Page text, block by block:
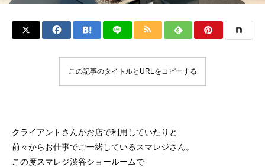
この記事のタイトルとURLをコピーする
クライアントさんがお店で利用していたりと
前々からお仕事でご一緒しているスマレジさん。
この度スマレジ渋谷ショールームで